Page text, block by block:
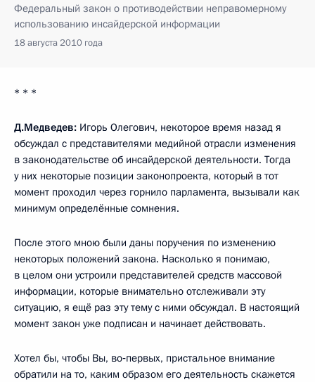
Федеральный закон о противодействии неправомерному
использованию инсайдерской информации
18 августа 2010 года
* * *
Д.Медведев: Игорь Олегович, некоторое время назад я
обсуждал с представителями медийной отрасли изменения
в законодательстве об инсайдерской деятельности. Тогда
у них некоторые позиции законопроекта, который в тот
момент проходил через горнило парламента, вызывали как
минимум определённые сомнения.
После этого мною были даны поручения по изменению
некоторых положений закона. Насколько я понимаю,
в целом они устроили представителей средств массовой
информации, которые внимательно отслеживали эту
ситуацию, я ещё раз эту тему с ними обсуждал. В настоящий
момент закон уже подписан и начинает действовать.
Хотел бы, чтобы Вы, во‑первых, пристальное внимание
обратили на то, каким образом его деятельность скажется